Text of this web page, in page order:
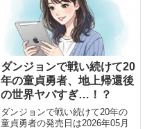
ダンジョンで戦い続けて20
年の童貞勇者、地上帰還後
の世界ヤバすぎ…！？
ダンジョンで戦い続けて20年の
童貞勇者の発売日は2026年05月